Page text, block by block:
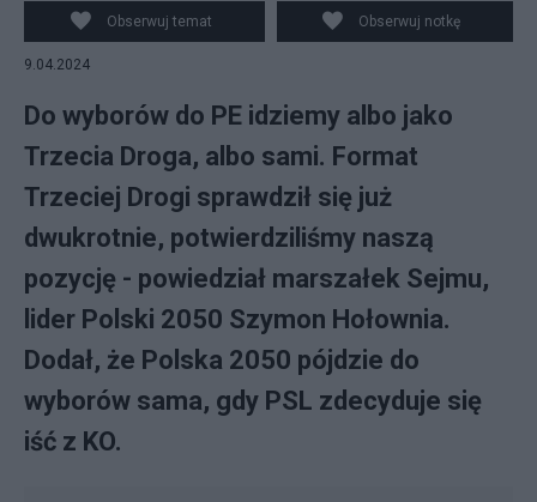
Obserwuj temat Obserwuj notkę
9.04.2024
Do wyborów do PE idziemy albo jako
Trzecia Droga, albo sami. Format
Trzeciej Drogi sprawdził się już
dwukrotnie, potwierdziliśmy naszą
pozycję - powiedział marszałek Sejmu,
lider Polski 2050 Szymon Hołownia.
Dodał, że Polska 2050 pójdzie do
wyborów sama, gdy PSL zdecyduje się
iść z KO.